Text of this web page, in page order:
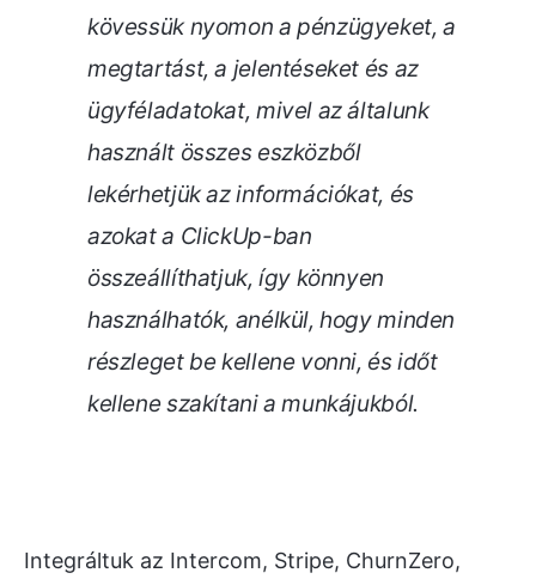
kövessük nyomon a pénzügyeket, a
megtartást, a jelentéseket és az
ügyféladatokat, mivel az általunk
használt összes eszközből
lekérhetjük az információkat, és
azokat a ClickUp-ban
összeállíthatjuk, így könnyen
használhatók, anélkül, hogy minden
részleget be kellene vonni, és időt
kellene szakítani a munkájukból.
Integráltuk az Intercom, Stripe, ChurnZero,